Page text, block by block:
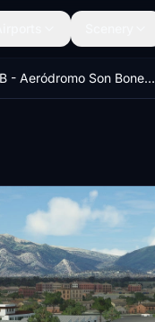
LESB - Aeródromo Son Bonet (Palma de Mallorca, Spain)